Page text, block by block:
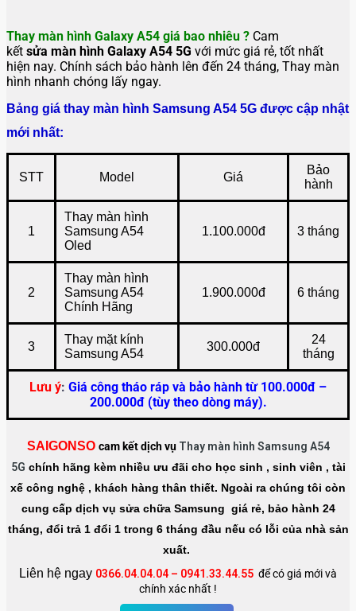
Thay màn hình Galaxy A54 giá bao nhiêu ? Cam
kết sửa màn hình Galaxy A54 5G với mức giá rẻ, tốt nhất
hiện nay. Chính sách bảo hành lên đến 24 tháng, Thay màn
hình nhanh chóng lấy ngay.
Bảng giá thay màn hình Samsung A54 5G được cập nhật
mới nhất:
STT Model Giá
Bảo
hành
1
Thay màn hình
Samsung A54
Oled
1.100.000đ 3 tháng
2
Thay màn hình
Samsung A54
Chính Hãng
1.900.000đ 6 tháng
3
Thay mặt kính
Samsung A54
300.000đ
24
tháng
Lưu ý: Giá công tháo ráp và bảo hành từ 100.000đ –
200.000đ (tùy theo dòng máy).
SAIGONSO cam kết dịch vụ Thay màn hình Samsung A54
5G chính hãng kèm nhiều ưu đãi cho học sinh , sinh viên , tài
xế công nghệ , khách hàng thân thiết. Ngoài ra chúng tôi còn
cung cấp dịch vụ sửa chữa Samsung giá rẻ, bảo hành 24
tháng, đổi trả 1 đổi 1 trong 6 tháng đầu nếu có lỗi của nhà sản
xuất.
Liên hệ ngay 0366.04.04.04 – 0941.33.44.55 để có giá mới và
chính xác nhất !